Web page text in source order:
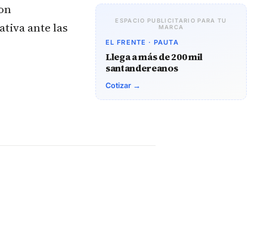
ante las
ESPACIO PUBLICITARIO PARA TU
MARCA
EL FRENTE · PAUTA
Llega a más de 200 mil
santandereanos
Cotizar →